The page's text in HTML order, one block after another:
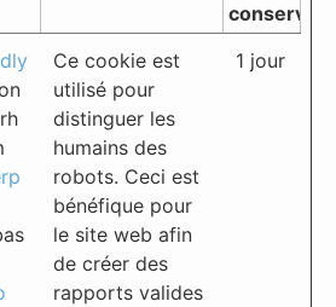
Ce cookie est
utilisé pour
distinguer les
humains des
robots. Ceci est
bénéfique pour
le site web afin
de créer des
rapports valides
1 jour